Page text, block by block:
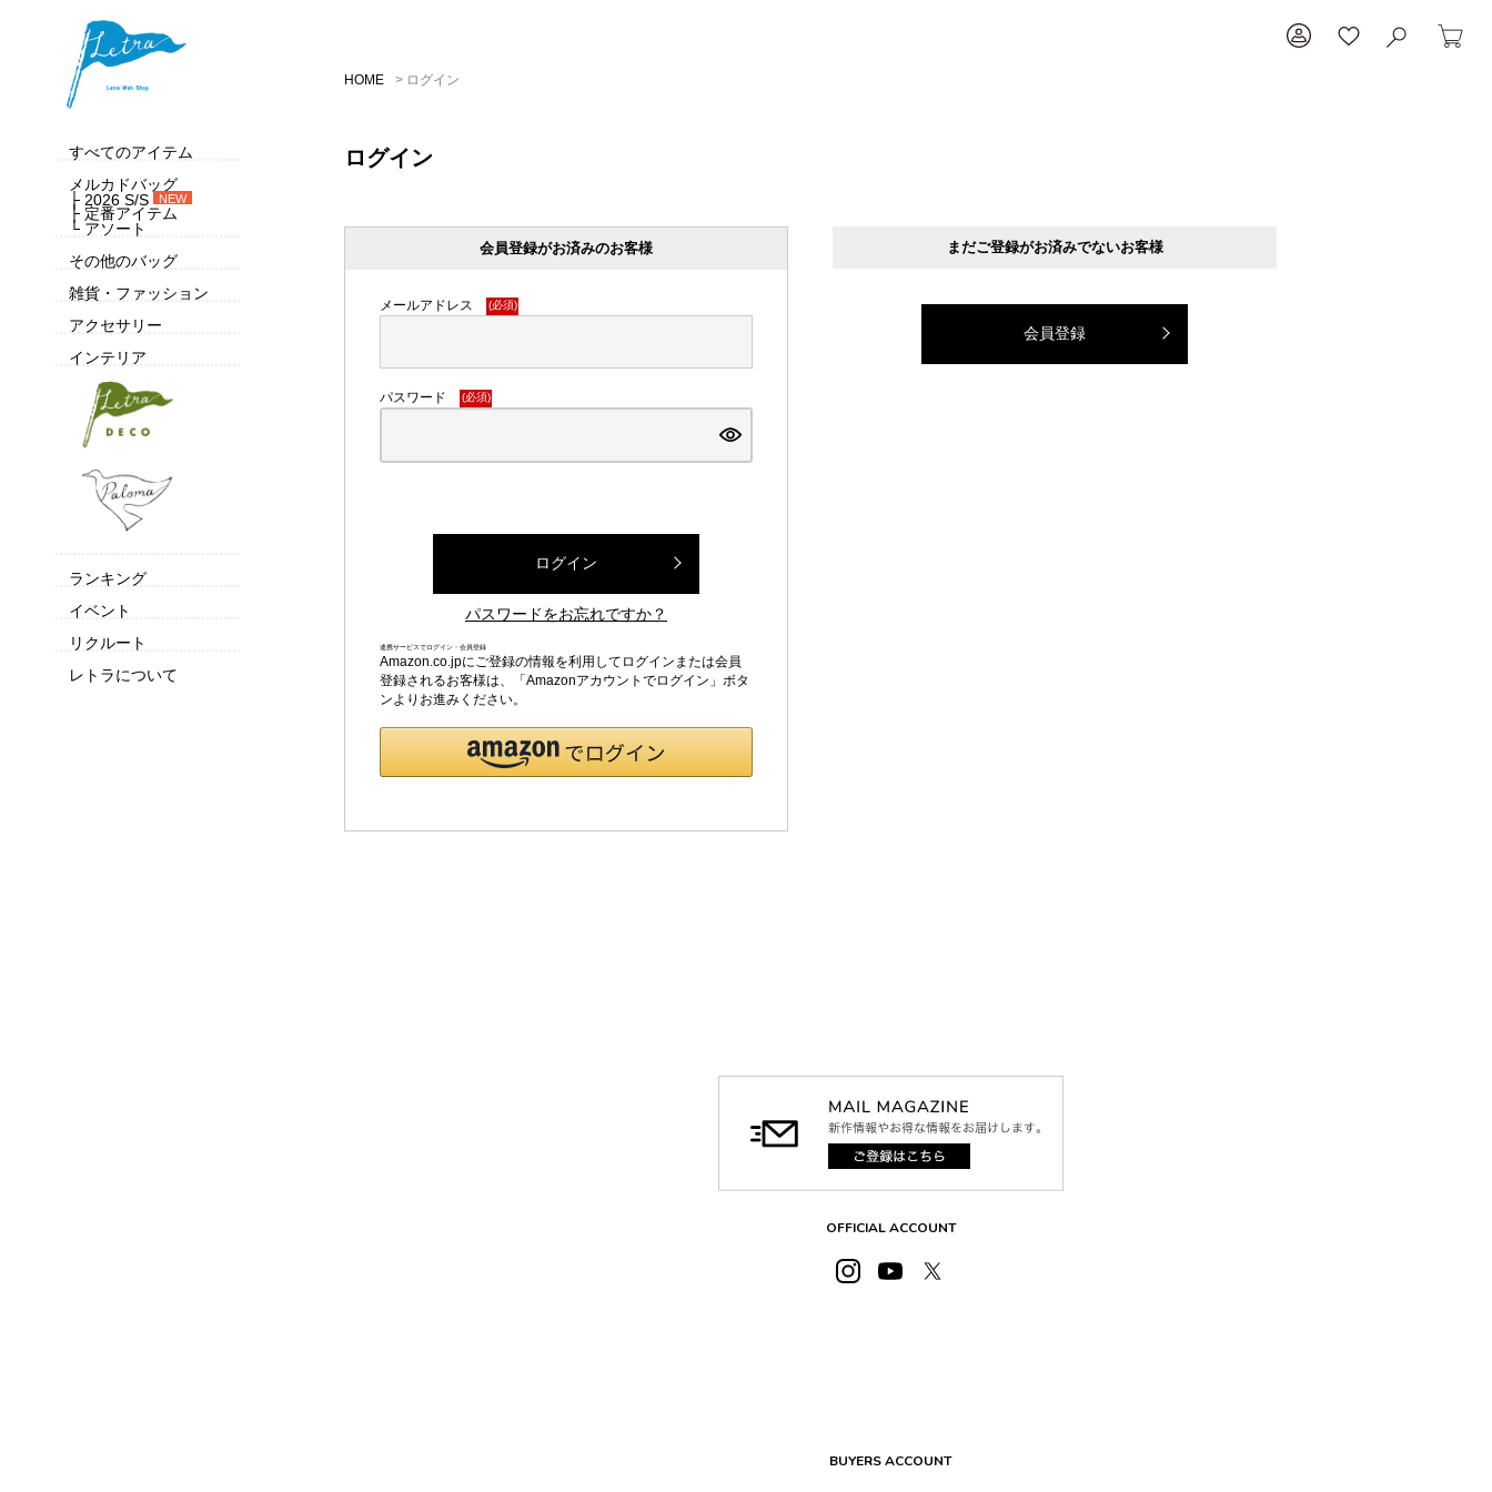
すべてのアイテム
メルカドバッグ
├ 2026 S/S
NEW
├ 定番アイテム
└ アソート
その他のバッグ
雑貨・ファッション
アクセサリー
インテリア
ランキング
イベント
リクルート
レトラについて
HOME ログイン
ログイン
会員登録がお済みのお客様
メールアドレス (必須)
パスワード (必須)
ログイン
パスワードをお忘れですか？
連携サービスでログイン・会員登録
Amazon.co.jpにご登録の情報を利用してログインまたは会員
登録されるお客様は、「Amazonアカウントでログイン」ボタ
ンよりお進みください。
まだご登録がお済みでないお客様
会員登録
OFFICIAL ACCOUNT
BUYERS ACCOUNT